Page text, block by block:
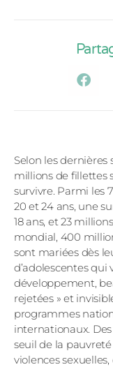
Selon les
millions de fillettes
survivre. Parmi les
20 et 24 ans, une
18 ans, et 23
mondial, 400
sont mariées dès
d’adolescentes qui
développement,
rejetées » et
programmes
internationaux.
seuil de la
violences